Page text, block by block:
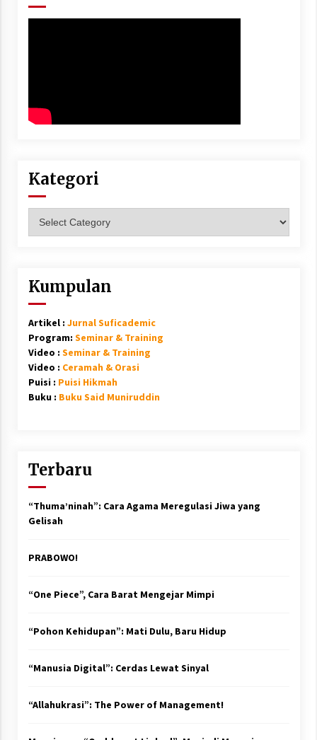
Kategori
Kumpulan
Artikel : Jurnal Suficademic
Program: Seminar & Training
Video : Seminar & Training
Video : Ceramah & Orasi
Puisi : Puisi Hikmah
Buku : Buku Said Muniruddin
Terbaru
“Thuma’ninah”: Cara Agama Meregulasi Jiwa yang
Gelisah
PRABOWO!
“One Piece”, Cara Barat Mengejar Mimpi
“Pohon Kehidupan”: Mati Dulu, Baru Hidup
“Manusia Digital”: Cerdas Lewat Sinyal
“Allahukrasi”: The Power of Management!